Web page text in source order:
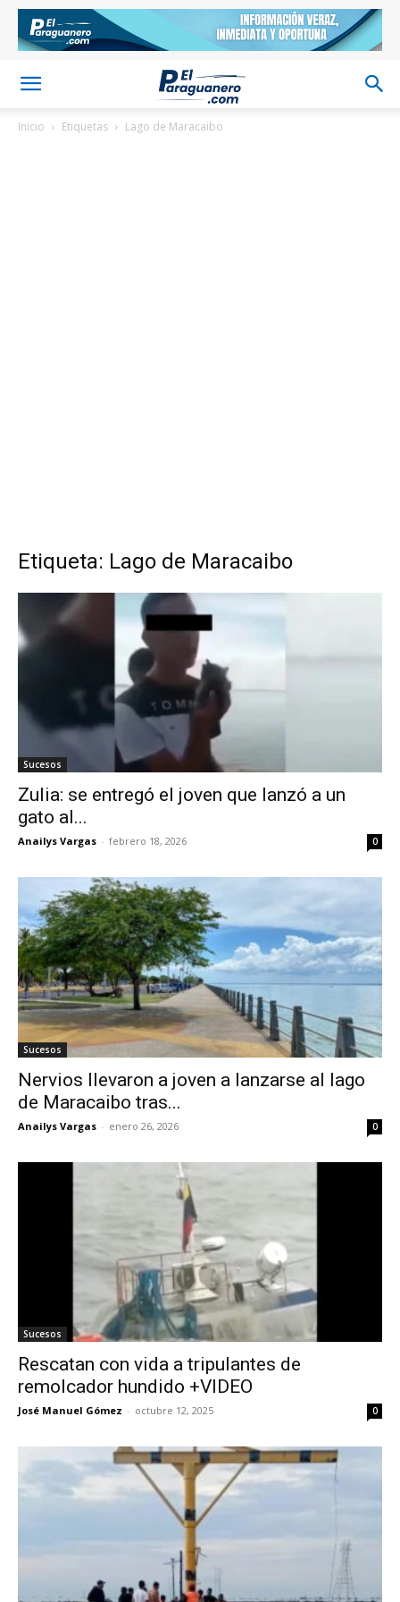
Inicio Etiquetas Lago de Maracaibo
Etiqueta: Lago de Maracaibo
Sucesos
Zulia: se entregó el joven que lanzó a un
gato al...
Anailys Vargas - febrero 18, 2026 0
Sucesos
Nervios llevaron a joven a lanzarse al lago
de Maracaibo tras...
Anailys Vargas - enero 26, 2026 0
Sucesos
Rescatan con vida a tripulantes de
remolcador hundido +VIDEO
José Manuel Gómez - octubre 12, 2025 0